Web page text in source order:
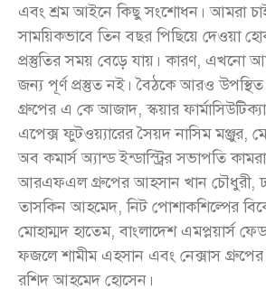
এবং শ্রম আইনে কিছু সংশোধন। আমরা
সাময়িকভাবে তিন বছর পিছিয়ে দেওয়া
প্রস্তুতির সময় বেড়ে যায়। কারণ, এখনো
জন্য পূর্ণ প্রস্তুত নই। বৈঠকে আরও উপস্থিত
গ্রুপের এ কে আজাদ, স্কয়ার
এপেক্স ফুটওয়্যারের সৈয়দ নাসিম মঞ্জুর,
অব কমার্স অ্যান্ড ইন্ডাস্ট্রির সভাপতি
আরএফএল গ্রুপের আহসান খান চৌধুরী,
তাসকিন আহমেদ, নিট পোশাকশিল্পের
মোহাম্মদ হাতেম, বাংলাদেশ এমপ্লয়ার্স
ফজলে শামীম এহসান এবং নেক্সাস গ্রুপের
রশিদ আহমেদ হোসেন।